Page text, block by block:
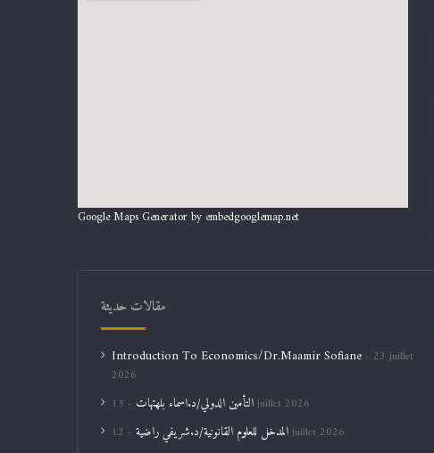
Google Maps Generator by embedgooglemap.net
مقالات حديثة
Introduction To Economics/Dr.Maamir Sofiane
23 juillet
2026
التأمين الدولي/د.اسماء بلهتهات15 juillet 2026
المدخل للعلوم القانونية/د.شريفي راضية12 juillet 2026